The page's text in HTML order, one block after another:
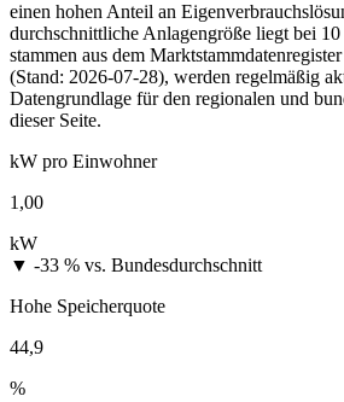
einen hohen Anteil an
durchschnittliche Anlagengröße liegt bei
stammen aus dem
(Stand: 2026-07-28), werden regelmäßig
Datengrundlage für den regionalen und
dieser Seite.
kW pro Einwohner
1,00
kW
▼ -33 % vs. Bundesdurchschnitt
Hohe Speicherquote
44,9
%